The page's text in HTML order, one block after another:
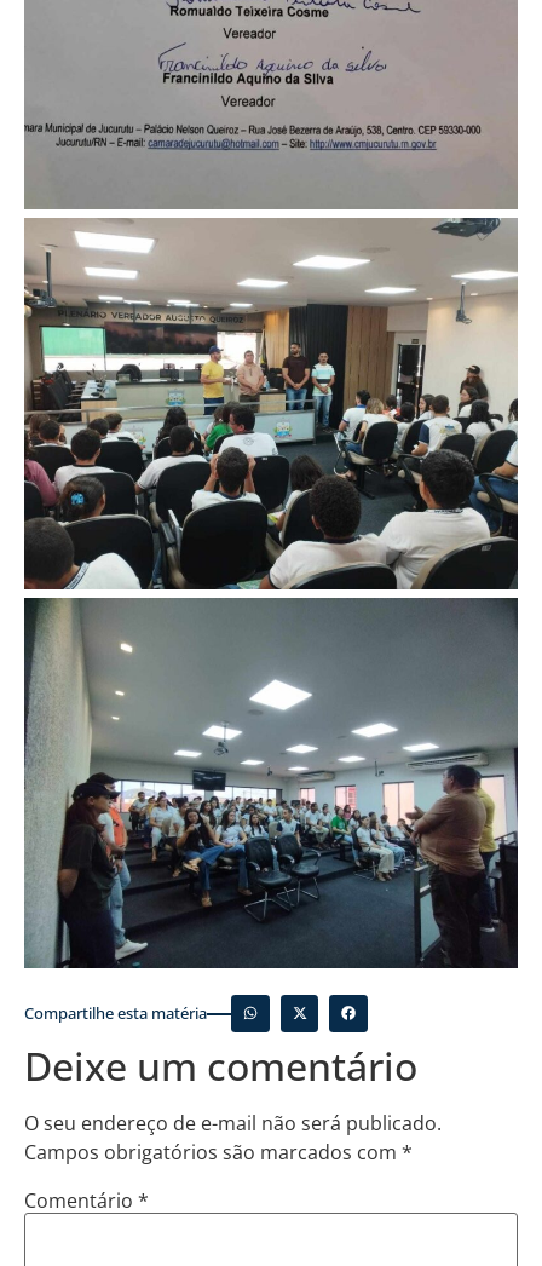
Compartilhe esta matéria
Deixe um comentário
O seu endereço de e-mail não será publicado.
Campos obrigatórios são marcados com *
Comentário *